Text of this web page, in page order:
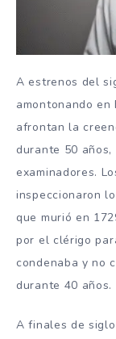
A estrenos del
amontonando en
afrontan la
durante 50
examinadores.
inspeccionaron
que murió en
por el clérigo
condenaba y no
durante 40
A finales de